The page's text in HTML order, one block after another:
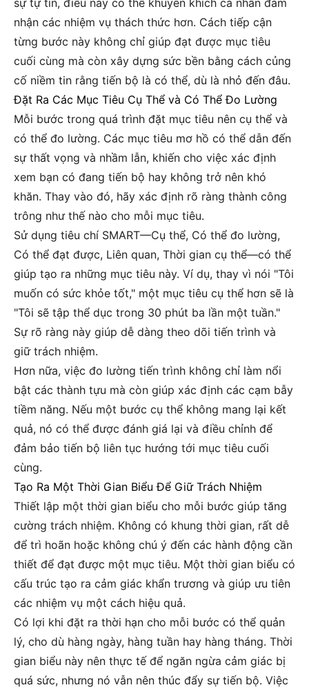
sự tự tin, điều này có thể khuyến khích cá nhân đảm
nhận các nhiệm vụ thách thức hơn. Cách tiếp cận
từng bước này không chỉ giúp đạt được mục tiêu
cuối cùng mà còn xây dựng sức bền bằng cách củng
cố niềm tin rằng tiến bộ là có thể, dù là nhỏ đến đâu.
Đặt Ra Các Mục Tiêu Cụ Thể và Có Thể Đo Lường
Mỗi bước trong quá trình đặt mục tiêu nên cụ thể và
có thể đo lường. Các mục tiêu mơ hồ có thể dẫn đến
sự thất vọng và nhầm lẫn, khiến cho việc xác định
xem bạn có đang tiến bộ hay không trở nên khó
khăn. Thay vào đó, hãy xác định rõ ràng thành công
trông như thế nào cho mỗi mục tiêu.
Sử dụng tiêu chí SMART—Cụ thể, Có thể đo lường,
Có thể đạt được, Liên quan, Thời gian cụ thể—có thể
giúp tạo ra những mục tiêu này. Ví dụ, thay vì nói "Tôi
muốn có sức khỏe tốt," một mục tiêu cụ thể hơn sẽ là
"Tôi sẽ tập thể dục trong 30 phút ba lần một tuần."
Sự rõ ràng này giúp dễ dàng theo dõi tiến trình và
giữ trách nhiệm.
Hơn nữa, việc đo lường tiến trình không chỉ làm nổi
bật các thành tựu mà còn giúp xác định các cạm bẫy
tiềm năng. Nếu một bước cụ thể không mang lại kết
quả, nó có thể được đánh giá lại và điều chỉnh để
đảm bảo tiến bộ liên tục hướng tới mục tiêu cuối
cùng.
Tạo Ra Một Thời Gian Biểu Để Giữ Trách Nhiệm
Thiết lập một thời gian biểu cho mỗi bước giúp tăng
cường trách nhiệm. Không có khung thời gian, rất dễ
để trì hoãn hoặc không chú ý đến các hành động cần
thiết để đạt được một mục tiêu. Một thời gian biểu có
cấu trúc tạo ra cảm giác khẩn trương và giúp ưu tiên
các nhiệm vụ một cách hiệu quả.
Có lợi khi đặt ra thời hạn cho mỗi bước có thể quản
lý, cho dù hàng ngày, hàng tuần hay hàng tháng. Thời
gian biểu này nên thực tế để ngăn ngừa cảm giác bị
quá sức, nhưng nó vẫn nên thúc đẩy sự tiến bộ. Việc